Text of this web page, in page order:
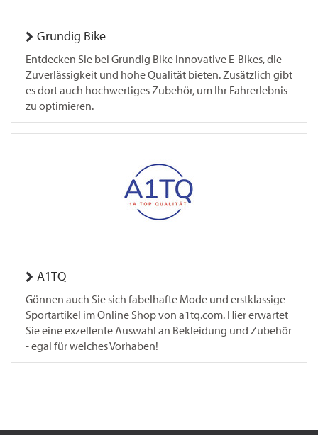
Grundig Bike
Entdecken Sie bei Grundig Bike innovative E-Bikes, die
Zuverlässigkeit und hohe Qualität bieten. Zusätzlich gibt
es dort auch hochwertiges Zubehör, um Ihr Fahrerlebnis
zu optimieren.
A1TQ
Gönnen auch Sie sich fabelhafte Mode und erstklassige
Sportartikel im Online Shop von a1tq.com. Hier erwartet
Sie eine exzellente Auswahl an Bekleidung und Zubehör
- egal für welches Vorhaben!